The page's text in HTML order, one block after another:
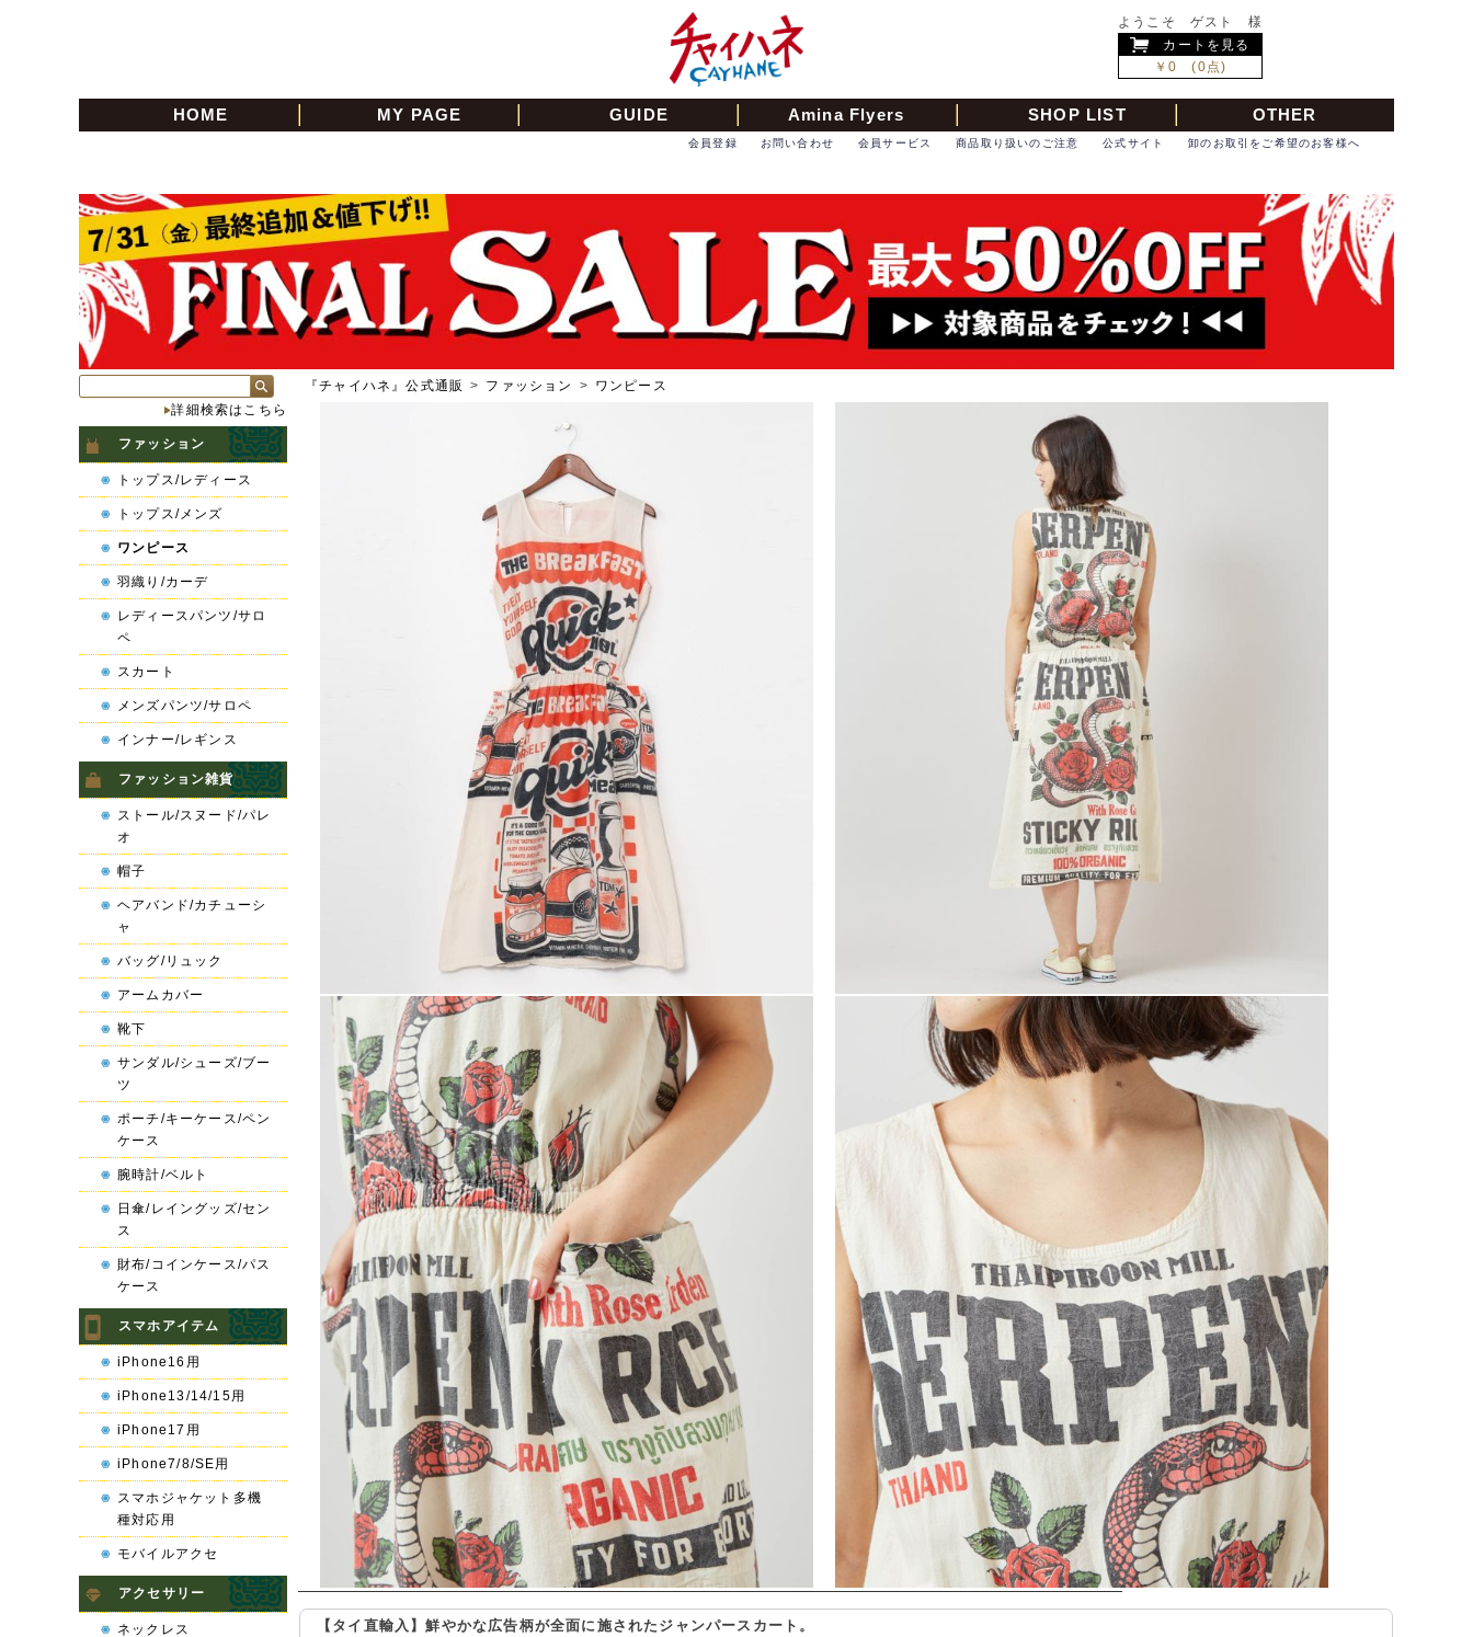
ようこそ ゲスト 様
カートを見る
￥0 (0点)
HOME MY PAGE GUIDE Amina Flyers SHOP LIST OTHER
卸のお取引をご希望のお客様へ
公式サイト
商品取り扱いのご注意
会員サービス
お問い合わせ
会員登録
『チャイハネ』公式通販 > ファッション > ワンピース
【タイ直輸入】鮮やかな広告柄が全面に施されたジャンパースカート。
詳細検索はこちら
ファッション
トップス/レディース
トップス/メンズ
ワンピース
羽織り/カーデ
レディースパンツ/サロ
ペ
スカート
メンズパンツ/サロペ
インナー/レギンス
ファッション雑貨
ストール/スヌード/パレ
オ
帽子
ヘアバンド/カチューシ
ャ
バッグ/リュック
アームカバー
靴下
サンダル/シューズ/ブー
ツ
ポーチ/キーケース/ペン
ケース
腕時計/ベルト
日傘/レイングッズ/セン
ス
財布/コインケース/パス
ケース
スマホアイテム
iPhone16用
iPhone13/14/15用
iPhone17用
iPhone7/8/SE用
スマホジャケット多機
種対応用
モバイルアクセ
アクセサリー
ネックレス